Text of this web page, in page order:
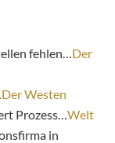
fehlen…Der
Der Westen
Prozess…Welt
in